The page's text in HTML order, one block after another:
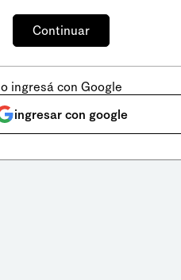
o ingresá con Google
ingresar con google